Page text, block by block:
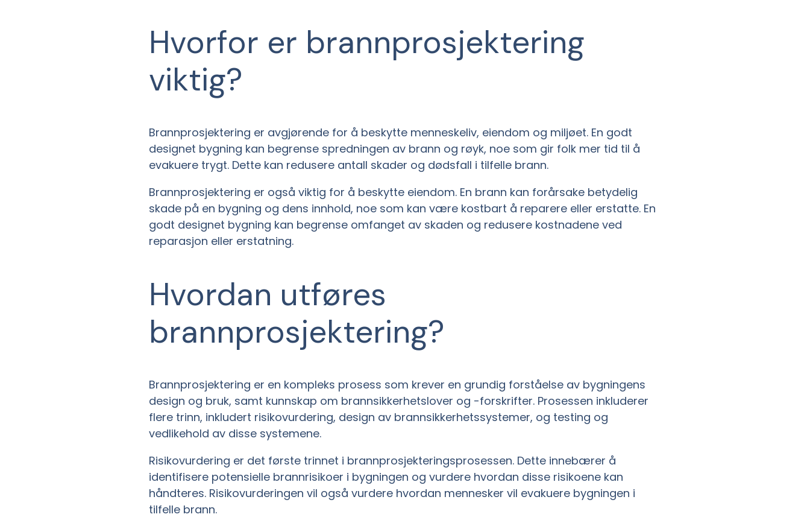
Hvorfor er brannprosjektering
viktig?
Brannprosjektering er avgjørende for å beskytte menneskeliv, eiendom og miljøet. En godt
designet bygning kan begrense spredningen av brann og røyk, noe som gir folk mer tid til å
evakuere trygt. Dette kan redusere antall skader og dødsfall i tilfelle brann.
Brannprosjektering er også viktig for å beskytte eiendom. En brann kan forårsake betydelig
skade på en bygning og dens innhold, noe som kan være kostbart å reparere eller erstatte. En
godt designet bygning kan begrense omfanget av skaden og redusere kostnadene ved
reparasjon eller erstatning.
Hvordan utføres
brannprosjektering?
Brannprosjektering er en kompleks prosess som krever en grundig forståelse av bygningens
design og bruk, samt kunnskap om brannsikkerhetslover og -forskrifter. Prosessen inkluderer
flere trinn, inkludert risikovurdering, design av brannsikkerhetssystemer, og testing og
vedlikehold av disse systemene.
Risikovurdering er det første trinnet i brannprosjekteringsprosessen. Dette innebærer å
identifisere potensielle brannrisikoer i bygningen og vurdere hvordan disse risikoene kan
håndteres. Risikovurderingen vil også vurdere hvordan mennesker vil evakuere bygningen i
tilfelle brann.